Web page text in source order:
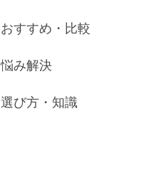
おすすめ・比較
悩み解決
選び方・知識